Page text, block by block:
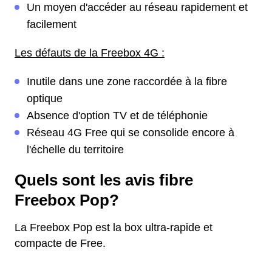
Un moyen d'accéder au réseau rapidement et
facilement
Les défauts de la Freebox 4G :
Inutile dans une zone raccordée à la fibre
optique
Absence d'option TV et de téléphonie
Réseau 4G Free qui se consolide encore à
l'échelle du territoire
Quels sont les avis fibre
Freebox Pop?
La Freebox Pop est la box ultra-rapide et
compacte de Free.